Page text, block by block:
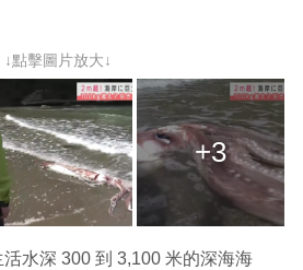
↓點擊圖片放大↓
+3
水深 300 到 3,100 米的深海海